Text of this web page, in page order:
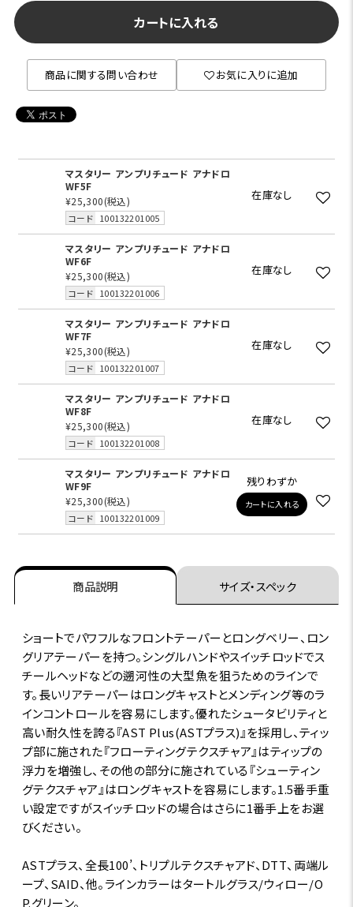
カートに入れる
商品に関する問い合わせ お気に入りに追加
マスタリー アンプリチュード アナドロ
WF5F
¥25,300(税込)
コード 100132201005
在庫なし
マスタリー アンプリチュード アナドロ
WF6F
¥25,300(税込)
コード 100132201006
在庫なし
マスタリー アンプリチュード アナドロ
WF7F
¥25,300(税込)
コード 100132201007
在庫なし
マスタリー アンプリチュード アナドロ
WF8F
¥25,300(税込)
コード 100132201008
在庫なし
マスタリー アンプリチュード アナドロ
WF9F
¥25,300(税込)
コード 100132201009
残りわずか
カートに入れる
商品説明 サイズ・スペック
ショートでパワフルなフロントテーパーとロングベリー、ロン
グリアテーパーを持つ。シングルハンドやスイッチロッドでス
チールヘッドなどの遡河性の大型魚を狙うためのラインで
す。長いリアテーパーはロングキャストとメンディング等のラ
インコントロールを容易にします。優れたシュータビリティと
高い耐久性を誇る『AST Plus(ASTプラス)』を採用し、ティッ
プ部に施された『フローティングテクスチャア』はティップの
浮力を増強し、その他の部分に施されている『シューティン
グテクスチャア』はロングキャストを容易にします。1.5番手重
い設定ですがスイッチロッドの場合はさらに1番手上をお選
びください。
ASTプラス、全長100’、トリプルテクスチャアド、DTT、両端ル
ープ、SAID、他。ラインカラーはタートルグラス/ウィロー/O
P.グリーン。